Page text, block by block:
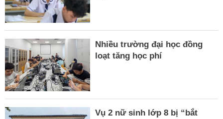
Nhiều trường đại học đồng
loạt tăng học phí
Vụ 2 nữ sinh lớp 8 bị “bắt